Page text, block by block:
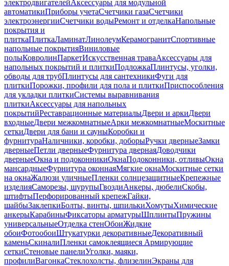
электродвигателейАксессуары для модульной
автоматикиПриборы учетаСчетчики газаСчетчики
электроэнергииСчетчики водыРемонт и отделкаНапольные
покрытия и
плиткаПлиткаЛаминатЛинолеумКерамогранитСпортивные
напольные покрытияВиниловые
полыКовролинПаркетИскусственная траваАксессуары для
напольных покрытий и плиткиПодложкаПлинтусы, уголки,
обводы для трубПлинтусы для сантехникиФуги для
плиткиПорожки, профили для пола и плиткиПриспособления
для укладки плиткиСистемы выравнивания
плиткиАксессуары для напольных
покрытийРеставрационные материалыДвери и аркиДвери
входныеДвери межкомнатныеАрки межкомнатныеМоскитные
сеткиДвери для бани и сауныКоробки и
фурнитураНаличники, коробки, доборыРучки дверныеЗамки
дверныеПетли дверныеФурнитура двернаяДоводчики
дверныеОкна и подоконникиОкнаПодоконники, отливыОкна
мансардныеФурнитура оконнаяМягкие окнаМоскитные сетки
на окнаЖалюзи уличныеПленки солнцезащитныеКрепежные
изделияСаморезы, шурупыГвоздиАнкеры, дюбелиСкобы,
штифтыПерфорированный крепежГайки,
шайбыЗаклепкиБолты, винты, шпилькиХомутыХимические
анкерыКарабиныФиксаторы арматурыШплинтыПружины
универсальныеОтделка стенОбоиЖидкие
обоиФотообоиШтукатурки декоративныеДекоративный
каменьСкиналиПленки самоклеящиеся Армирующие
сеткиСтеновые панелиУголки, маяки,
профилиВагонкаСтеклохолсты, флизелинЭкраны для